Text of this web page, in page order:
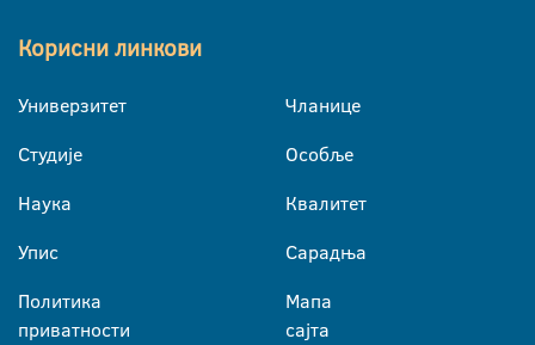
Корисни линкови
Универзитет
Студије
Наука
Упис
Политика
приватности
Чланице
Особље
Квалитет
Сарадња
Мапа
сајта